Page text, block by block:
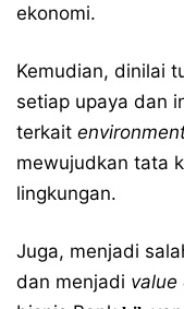
ekonomi.
Kemudian, dinilai
setiap upaya dan
terkait
mewujudkan tata
lingkungan.
Juga, menjadi
dan menjadi value